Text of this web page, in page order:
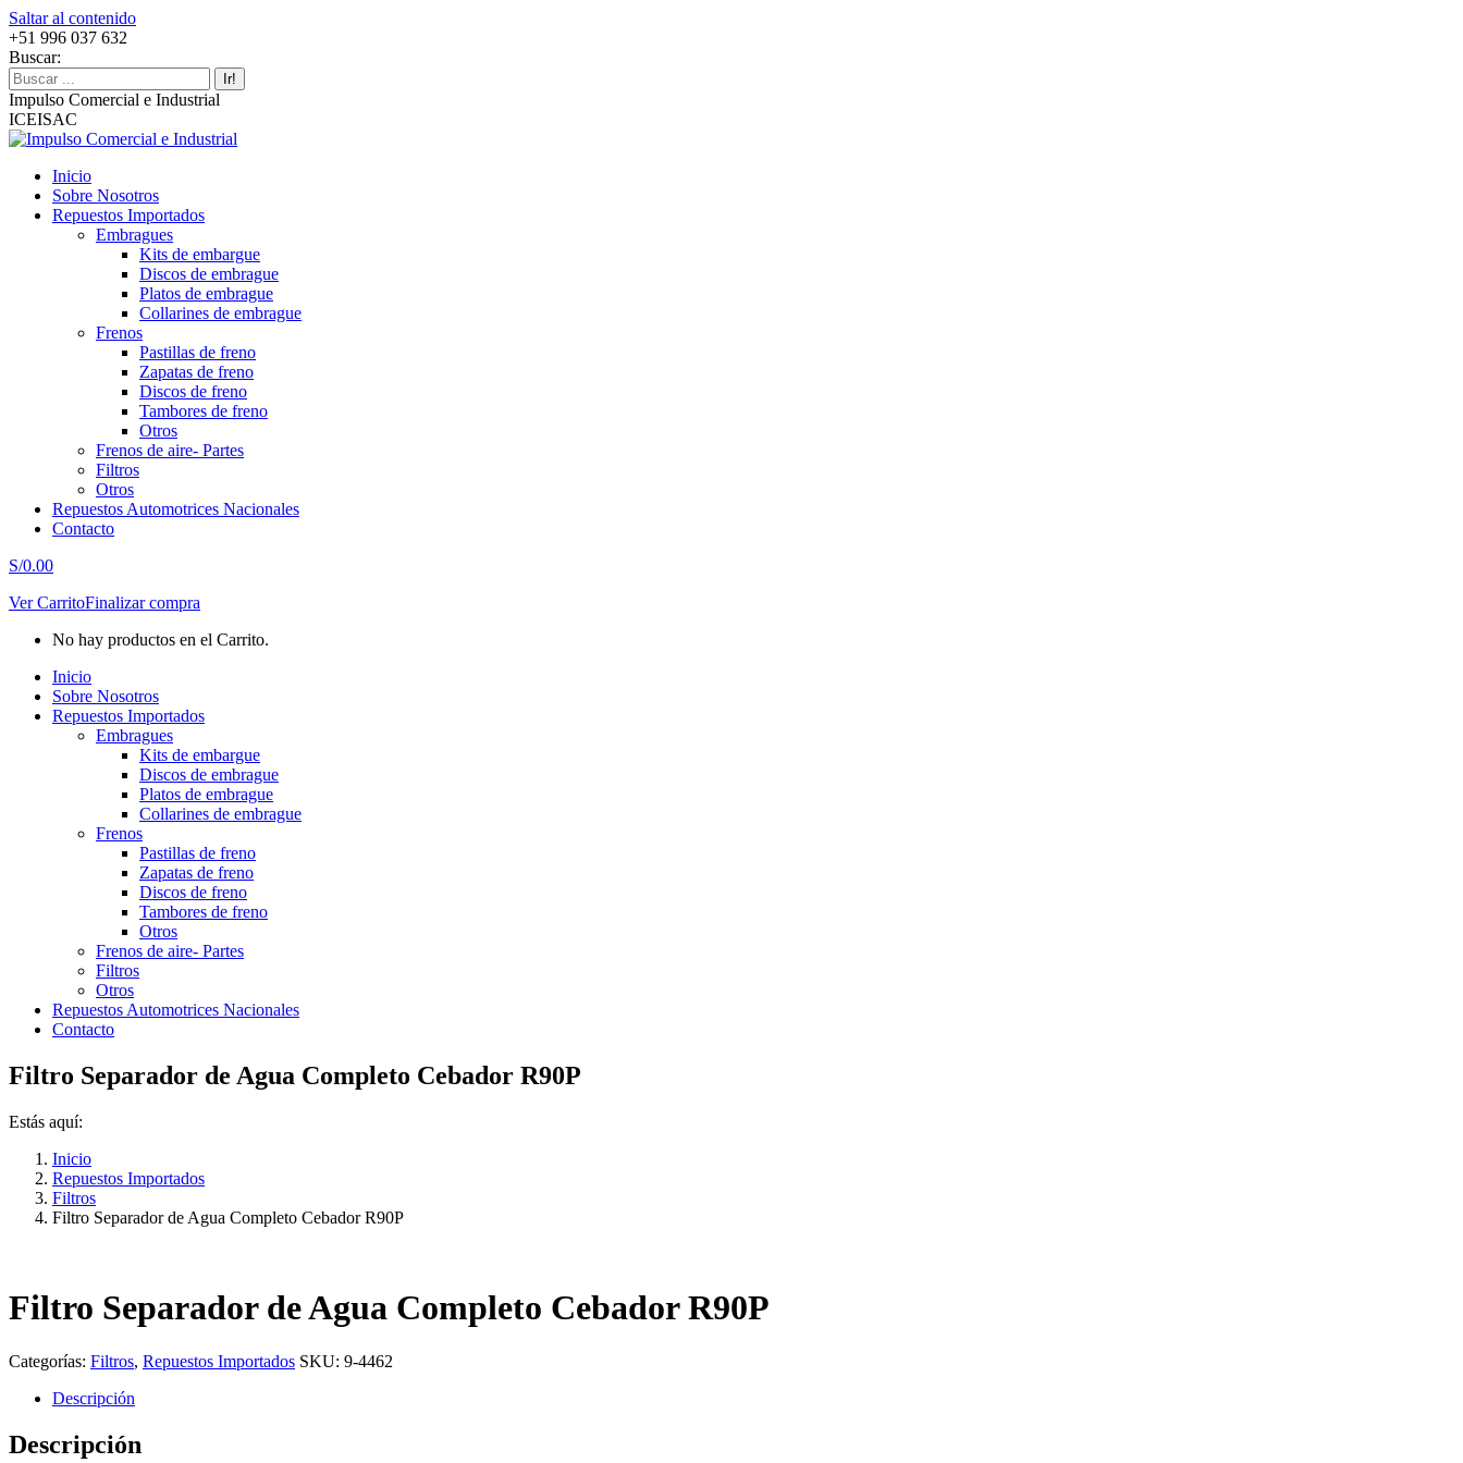
Saltar al contenido
+51 996 037 632
Buscar:
Impulso Comercial e Industrial
ICEISAC
Inicio
Sobre Nosotros
Repuestos Importados
Embragues
Kits de embargue
Discos de embrague
Platos de embrague
Collarines de embrague
Frenos
Pastillas de freno
Zapatas de freno
Discos de freno
Tambores de freno
Otros
Frenos de aire- Partes
Filtros
Otros
Repuestos Automotrices Nacionales
Contacto
S/0.00
Ver CarritoFinalizar compra
No hay productos en el Carrito.
Inicio
Sobre Nosotros
Repuestos Importados
Embragues
Kits de embargue
Discos de embrague
Platos de embrague
Collarines de embrague
Frenos
Pastillas de freno
Zapatas de freno
Discos de freno
Tambores de freno
Otros
Frenos de aire- Partes
Filtros
Otros
Repuestos Automotrices Nacionales
Contacto
Filtro Separador de Agua Completo Cebador R90P
Estás aquí:
Inicio
Repuestos Importados
Filtros
Filtro Separador de Agua Completo Cebador R90P
Filtro Separador de Agua Completo Cebador R90P
Categorías: Filtros, Repuestos Importados SKU: 9-4462
Descripción
Descripción